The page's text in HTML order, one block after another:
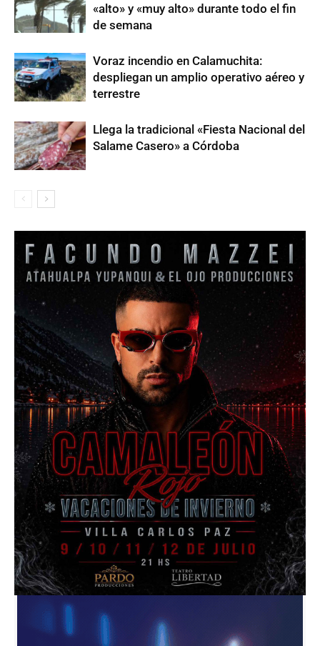
«alto» y «muy alto» durante todo el fin
de semana
Voraz incendio en Calamuchita:
despliegan un amplio operativo aéreo y
terrestre
Llega la tradicional «Fiesta Nacional del
Salame Casero» a Córdoba